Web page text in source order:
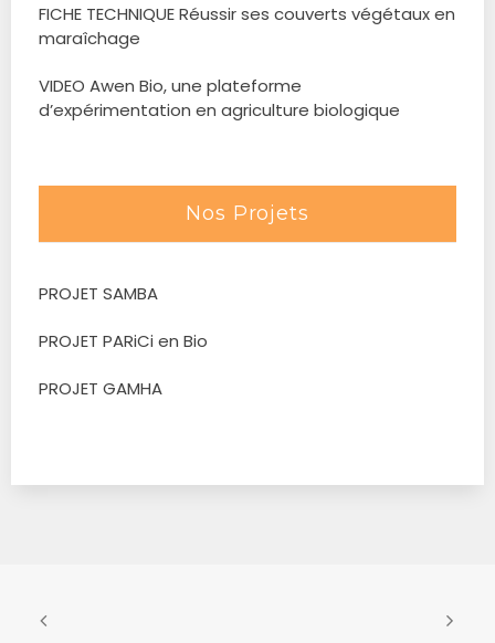
FICHE TECHNIQUE Réussir ses couverts végétaux en
maraîchage
VIDEO Awen Bio, une plateforme
d’expérimentation en agriculture biologique
Nos Projets
PROJET SAMBA
PROJET PARiCi en Bio
PROJET GAMHA